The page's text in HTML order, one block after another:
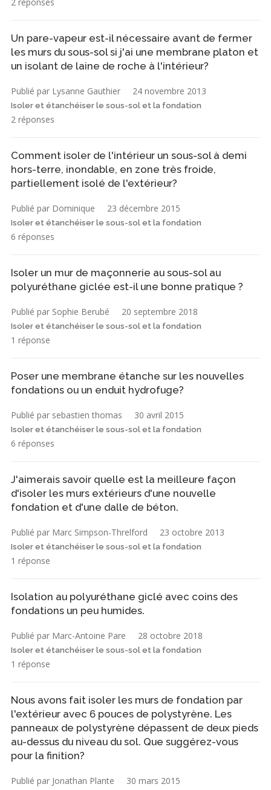
2 réponses
Un pare-vapeur est-il nécessaire avant de fermer
les murs du sous-sol si j'ai une membrane platon et
un isolant de laine de roche à l'intérieur?
Publié par Lysanne Gauthier 24 novembre 2013
Isoler et étanchéiser le sous-sol et la fondation
2 réponses
Comment isoler de l'intérieur un sous-sol à demi
hors-terre, inondable, en zone très froide,
partiellement isolé de l'extérieur?
Publié par Dominique 23 décembre 2015
Isoler et étanchéiser le sous-sol et la fondation
6 réponses
Isoler un mur de maçonnerie au sous-sol au
polyuréthane giclée est-il une bonne pratique ?
Publié par Sophie Berubé 20 septembre 2018
Isoler et étanchéiser le sous-sol et la fondation
1 réponse
Poser une membrane étanche sur les nouvelles
fondations ou un enduit hydrofuge?
Publié par sebastien thomas 30 avril 2015
Isoler et étanchéiser le sous-sol et la fondation
6 réponses
J'aimerais savoir quelle est la meilleure façon
d'isoler les murs extérieurs d'une nouvelle
fondation et d'une dalle de béton.
Publié par Marc Simpson-Threlford 23 octobre 2013
Isoler et étanchéiser le sous-sol et la fondation
1 réponse
Isolation au polyuréthane giclé avec coins des
fondations un peu humides.
Publié par Marc-Antoine Pare 28 octobre 2018
Isoler et étanchéiser le sous-sol et la fondation
1 réponse
Nous avons fait isoler les murs de fondation par
l'extérieur avec 6 pouces de polystyrène. Les
panneaux de polystyrène dépassent de deux pieds
au-dessus du niveau du sol. Que suggérez-vous
pour la finition?
Publié par Jonathan Plante 30 mars 2015